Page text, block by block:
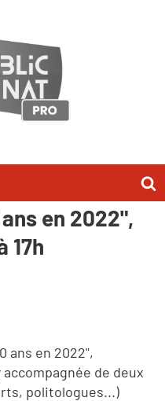
:
en 2022",
17h
ans en 2022",
de deux
politologues...)